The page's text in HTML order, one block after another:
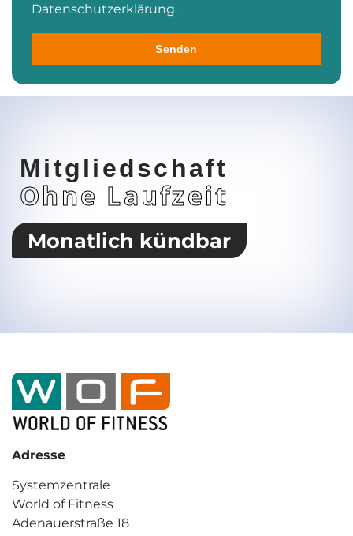
Datenschutzerklärung.
Senden
Mitgliedschaft
Ohne Laufzeit
Monatlich kündbar
Adresse
Systemzentrale
World of Fitness
Adenauerstraße 18